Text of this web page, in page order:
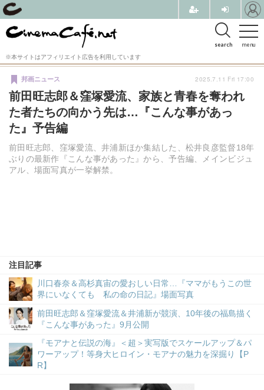
menu
search
※本サイトはアフィリエイト広告を利用しています
前田旺志郎＆窪塚愛流、家族と青春を奪われ
た者たちの向かう先は…『こんな事があっ
た』予告編
前田旺志郎、窪塚愛流、井浦新ほか集結した、松井良彦監督18年
ぶりの最新作『こんな事があった』から、予告編、メインビジュ
アル、場面写真が一挙解禁。
邦画ニュース
注目記事
川口春奈＆高杉真宙の愛おしい日常…『ママがもうこの世
界にいなくても 私の命の日記』場面写真
前田旺志郎＆窪塚愛流＆井浦新が競演、10年後の福島描く
『こんな事があった』9月公開
『モアナと伝説の海』＜超＞実写版でスケールアップ＆パ
ワーアップ！等身大ヒロイン・モアナの魅力を深掘り【P
R】
2025.7.11 Fri 17:00